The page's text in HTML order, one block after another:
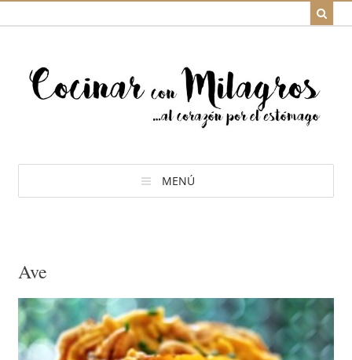
MENÚ
Ave